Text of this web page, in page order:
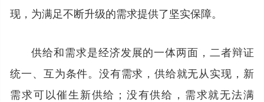
现，为满足不断升级的需求提供了坚实保障。
供给和需求是经济发展的一体两面，二者辩证
统一、互为条件。没有需求，供给就无从实现，新
需求可以催生新供给；没有供给，需求就无法满